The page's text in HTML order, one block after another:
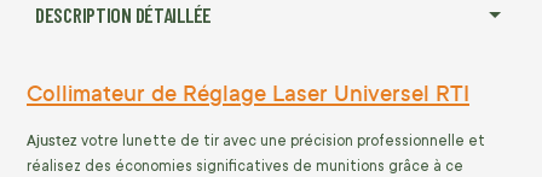
DESCRIPTION DÉTAILLÉE
Collimateur de Réglage Laser Universel RTI
Ajustez votre lunette de tir avec une précision professionnelle et
réalisez des économies significatives de munitions grâce à ce